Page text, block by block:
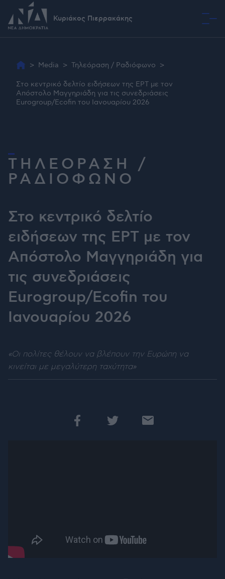
Κυριάκος Πιερρακάκης Όραμα
> Media > Τηλεόραση / Ραδιόφωνο >
Στο κεντρικό δελτίο ειδήσεων της ΕΡΤ με τον
Απόστολο Μαγγηριάδη για τις συνεδριάσεις
Eurogroup/Ecofin του Ιανουαρίου 2026
ΤΗΛΕΟΡΑΣΗ /
ΡΑΔΙΟΦΩΝΟ
Στο κεντρικό δελτίο
ειδήσεων της ΕΡΤ με τον
Απόστολο Μαγγηριάδη για
τις συνεδριάσεις
Eurogroup/Ecofin του
Ιανουαρίου 2026
«Οι πολίτες θέλουν να βλέπουν την Ευρώπη να
κινείται με μεγαλύτερη ταχύτητα»